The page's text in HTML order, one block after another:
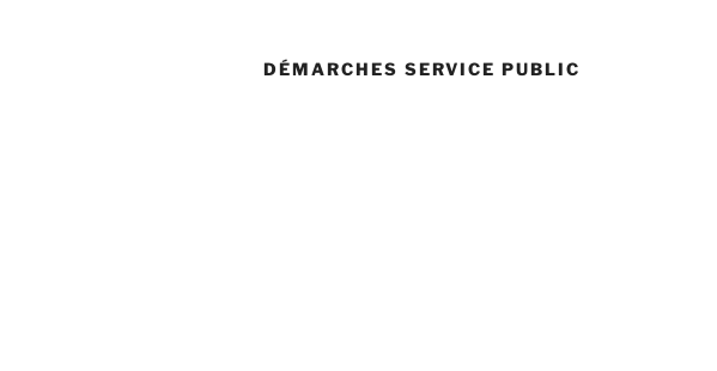
DÉMARCHES SERVICE PUBLIC